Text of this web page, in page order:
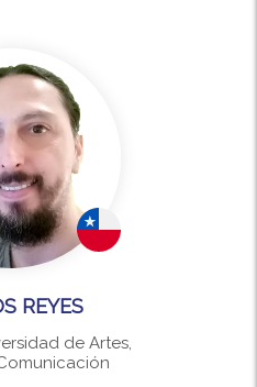
REYES
de Artes,